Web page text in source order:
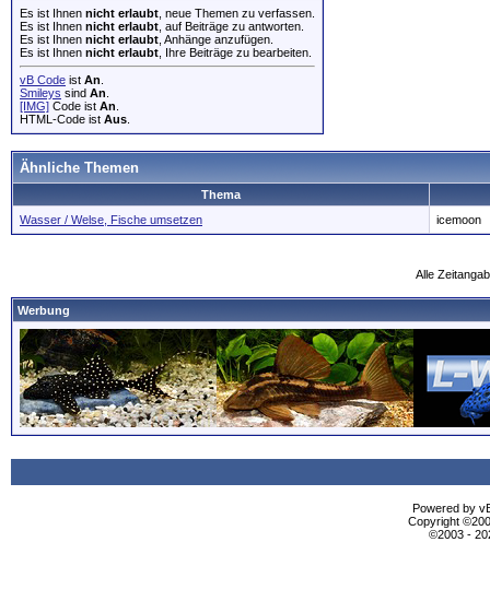
Es ist Ihnen nicht erlaubt , neue Themen zu verfassen.
Es ist Ihnen nicht erlaubt , auf Beiträge zu antworten.
Es ist Ihnen nicht erlaubt , Anhänge anzufügen.
Es ist Ihnen nicht erlaubt , Ihre Beiträge zu bearbeiten.
vB Code ist An
Smileys sind An
[IMG] Code ist An
HTML-Code ist Aus
Ähnliche Themen
Thema
Wasser / Welse, Fische umsetzen
icemoon
Alle
Werbung
Powered by
Copyright
©2003 -